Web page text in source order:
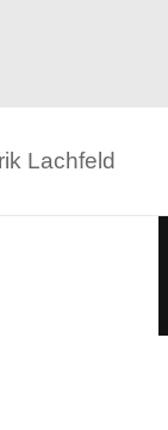
Lachfeld